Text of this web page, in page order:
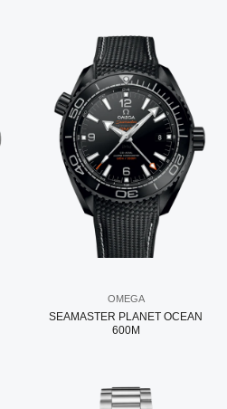
OMEGA
SEAMASTER PLANET OCEAN
600M